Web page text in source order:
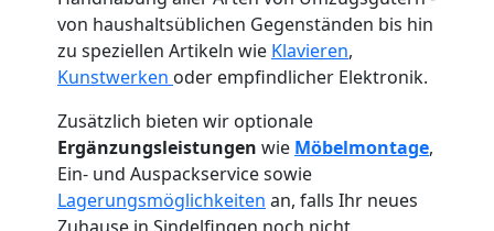
von haushaltsüblichen Gegenständen bis hin
zu speziellen Artikeln wie Klavieren,
Kunstwerken oder empfindlicher Elektronik.
Zusätzlich bieten wir optionale
Ergänzungsleistungen wie Möbelmontage,
Ein- und Auspackservice sowie
Lagerungsmöglichkeiten an, falls Ihr neues
Zuhause in Sindelfingen noch nicht